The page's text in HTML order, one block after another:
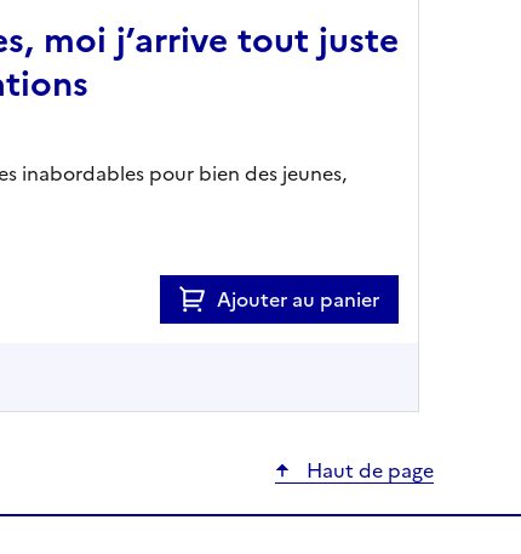
moi j’arrive tout juste
inabordables pour bien des jeunes,
Ajouter au panier
Haut de page